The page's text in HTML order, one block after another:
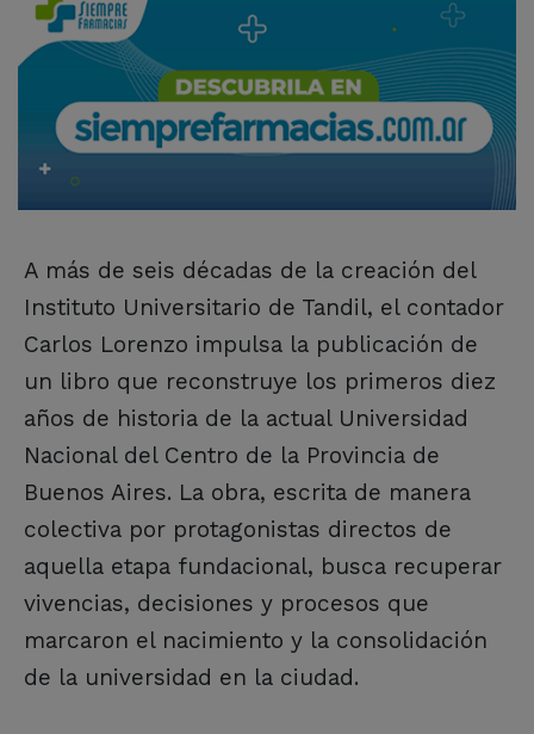
A más de seis décadas de la creación del
Instituto Universitario de Tandil, el contador
Carlos Lorenzo impulsa la publicación de
un libro que reconstruye los primeros diez
años de historia de la actual Universidad
Nacional del Centro de la Provincia de
Buenos Aires. La obra, escrita de manera
colectiva por protagonistas directos de
aquella etapa fundacional, busca recuperar
vivencias, decisiones y procesos que
marcaron el nacimiento y la consolidación
de la universidad en la ciudad.